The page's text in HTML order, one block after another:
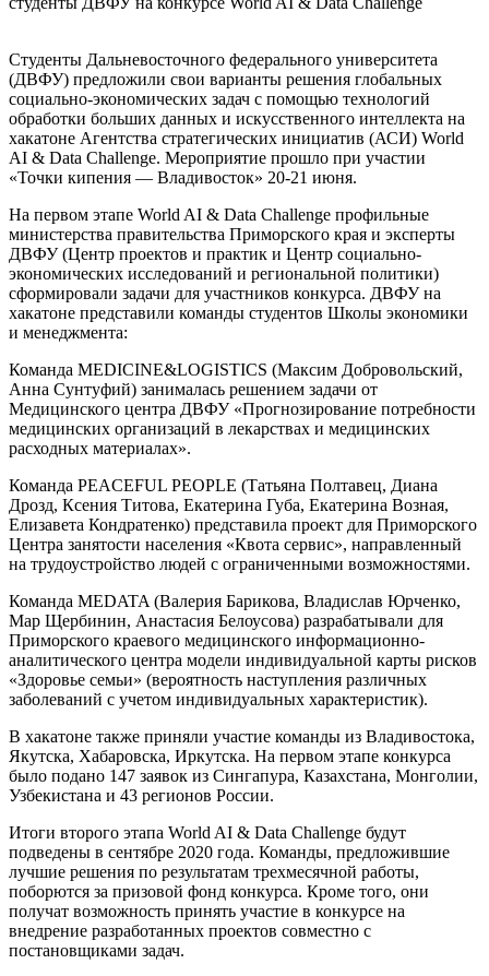
Студенты Дальневосточного федерального университета
(ДВФУ) предложили свои варианты решения глобальных
социально-экономических задач с помощью технологий
обработки больших данных и искусственного интеллекта на
хакатоне Агентства стратегических инициатив (АСИ) World
AI & Data Challenge. Мероприятие прошло при участии
«Точки кипения — Владивосток» 20-21 июня.
На первом этапе World AI & Data Challenge профильные
министерства правительства Приморского края и эксперты
ДВФУ (Центр проектов и практик и Центр социально-
экономических исследований и региональной политики)
сформировали задачи для участников конкурса. ДВФУ на
хакатоне представили команды студентов Школы экономики
и менеджмента:
Команда MEDICINE&LOGISTICS (Максим Добровольский,
Анна Сунтуфий) занималась решением задачи от
Медицинского центра ДВФУ «Прогнозирование потребности
медицинских организаций в лекарствах и медицинских
расходных материалах».
Команда PEACEFUL PEOPLE (Татьяна Полтавец, Диана
Дрозд, Ксения Титова, Екатерина Губа, Екатерина Возная,
Елизавета Кондратенко) представила проект для Приморского
Центра занятости населения «Квота сервис», направленный
на трудоустройство людей с ограниченными возможностями.
Команда MEDATA (Валерия Барикова, Владислав Юрченко,
Мар Щербинин, Анастасия Белоусова) разрабатывали для
Приморского краевого медицинского информационно-
аналитического центра модели индивидуальной карты рисков
«Здоровье семьи» (вероятность наступления различных
заболеваний с учетом индивидуальных характеристик).
В хакатоне также приняли участие команды из Владивостока,
Якутска, Хабаровска, Иркутска. На первом этапе конкурса
было подано 147 заявок из Сингапура, Казахстана, Монголии,
Узбекистана и 43 регионов России.
Итоги второго этапа World AI & Data Challenge будут
подведены в сентябре 2020 года. Команды, предложившие
лучшие решения по результатам трехмесячной работы,
поборются за призовой фонд конкурса. Кроме того, они
получат возможность принять участие в конкурсе на
внедрение разработанных проектов совместно с
постановщиками задач.